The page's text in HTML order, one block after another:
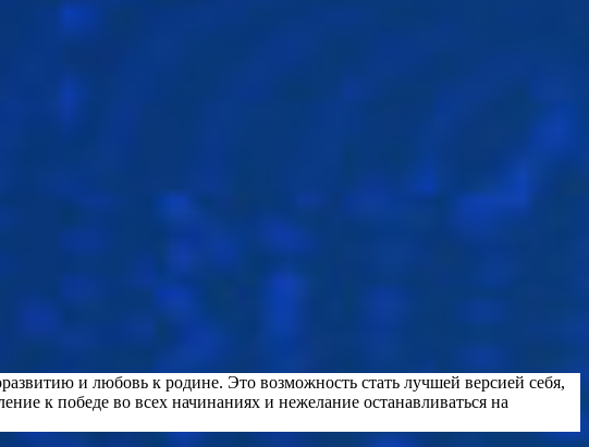
и любовь к родине. Это возможность стать лучшей версией себя,
к победе во всех начинаниях и нежелание останавливаться на